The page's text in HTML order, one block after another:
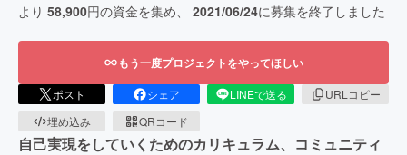
より 58,900円の資金を集め、 2021/06/24に募集を終了しました
もう一度プロジェクトをやってほしい
ポスト シェア LINEで送る
URLコピー
埋め込み
QRコード
自己実現をしていくためのカリキュラム、コミュニティ